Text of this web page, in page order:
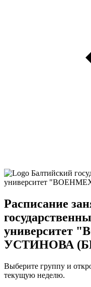
Расписание
УСТИНОВА
Выберите группу и
текущую неделю.